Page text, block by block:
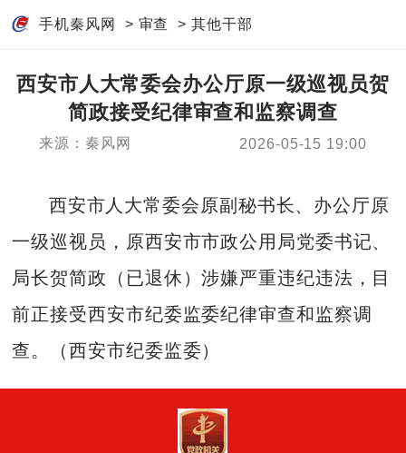
手机秦风网 > 审查 > 其他干部
西安市人大常委会办公厅原一级巡视员贺
简政接受纪律审查和监察调查
来源：秦风网 2026-05-15 19:00
西安市人大常委会原副秘书长、办公厅原
一级巡视员，原西安市市政公用局党委书记、
局长贺简政（已退休）涉嫌严重违纪违法，目
前正接受西安市纪委监委纪律审查和监察调
查。（西安市纪委监委）